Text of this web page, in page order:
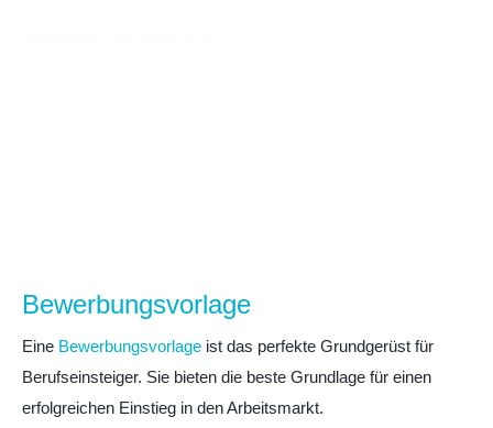
Bewerbungsvorlage
Eine Bewerbungsvorlage ist das perfekte Grundgerüst für
Berufseinsteiger. Sie bieten die beste Grundlage für einen
erfolgreichen Einstieg in den Arbeitsmarkt.